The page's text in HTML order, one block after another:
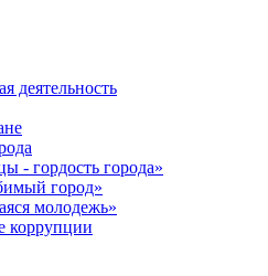
деятельность
- гордость города»
город»
молодежь»
коррупции